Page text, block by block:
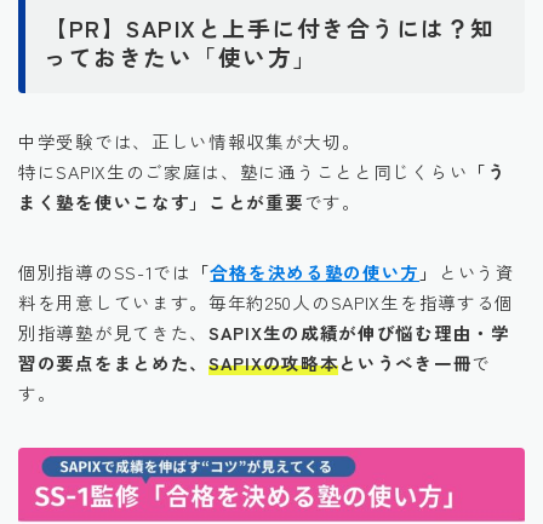
【PR】SAPIXと上手に付き合うには？知
っておきたい「使い方」
中学受験では、正しい情報収集が大切。
特にSAPIX生のご家庭は、塾に通うことと同じくらい 「う
まく塾を使いこなす」ことが重要です。
個別指導のSS-1では 「合格を決める塾の使い方 」
という資
料を用意しています。毎年約250人のSAPIX生を指導する個
別指導塾が見てきた、 SAPIX生の成績が伸び悩む理由・学
習の要点をまとめた、 SAPIXの攻略本というべき一冊で
す。